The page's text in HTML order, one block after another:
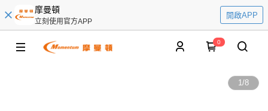
摩曼頓
立刻使用官方APP
開啟APP
0
1/8